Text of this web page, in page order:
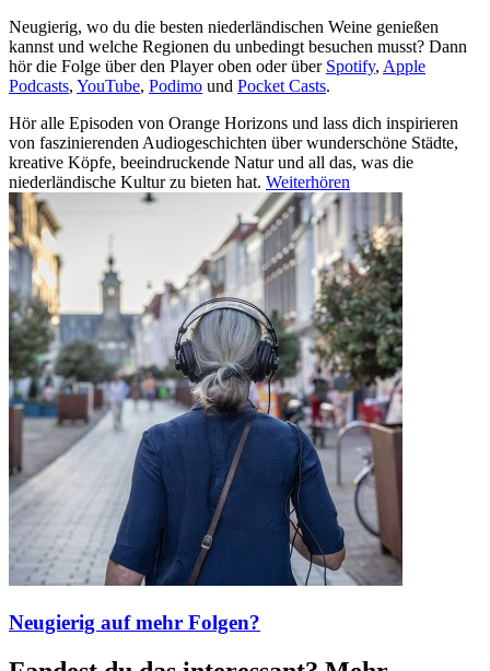
Neugierig, wo du die besten niederländischen Weine genießen
kannst und welche Regionen du unbedingt besuchen musst? Dann
hör die Folge über den Player oben oder über Spotify, Apple
Podcasts, YouTube, Podimo und Pocket Casts.
Hör alle Episoden von Orange Horizons und lass dich inspirieren
von faszinierenden Audiogeschichten über wunderschöne Städte,
kreative Köpfe, beeindruckende Natur und all das, was die
niederländische Kultur zu bieten hat. Weiterhören
Neugierig auf mehr Folgen?